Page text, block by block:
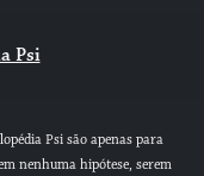
Psi
Psi são apenas para
nenhuma hipótese, serem